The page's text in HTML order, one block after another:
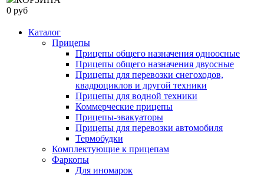
0 руб
Каталог
Прицепы
Прицепы общего назначения одноосные
Прицепы общего назначения двуосные
Прицепы для перевозки снегоходов,
квадроциклов и другой техники
Прицепы для водной техники
Коммерческие прицепы
Прицепы-эвакуаторы
Прицепы для перевозки автомобиля
Термобудки
Комплектующие к прицепам
Фаркопы
Для иномарок